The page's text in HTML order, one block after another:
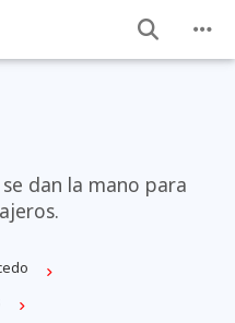
dan la mano para